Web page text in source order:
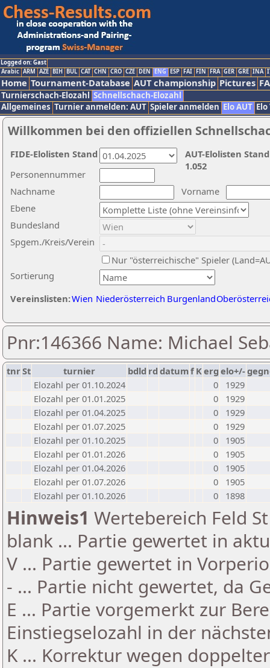
Logged on: Gast
Arabic ARM AZE BIH BUL CAT CHN CRO CZE DEN ENG ESP FAI FIN FRA GER GRE INA
Home Tournament-Database AUT championship Pictures
Turnierschach-Elozahl Schnellschach-Elozahl
Allgemeines Turnier anmelden: AUT Spieler anmelden Elo AUT
Willkommen bei den offiziellen
Nachname
Vorname
Ebene
Sortierung
Personennummer
Bundesland
Spgem./Kreis/Verein
Nur "österreichische" Spieler
Vereinslisten:Wien Niederösterreich Burgenland
AUT-Elolisten
1.052
FIDE-Elolisten Stand
Pnr:146366 Name: Michael
tnrSt turnier bdld rd datumf Kerg elo+/-
Elozahl per 01.10.2024
0
1929
Elozahl per 01.01.2025
0
1929
Elozahl per 01.04.2025
0
1929
Elozahl per 01.07.2025
0
1929
Elozahl per 01.10.2025
0
1905
Elozahl per 01.01.2026
0
1905
Elozahl per 01.04.2026
0
1905
Elozahl per 01.07.2026
0
1905
Elozahl per 01.10.2026
0 1898
Hinweis1 Wertebereich Feld
blank ... Partie gewertet in
V ... Partie gewertet in
- ... Partie nicht gewertet, da
E ... Partie vorgemerkt zur
Einstiegselozahl in der
K ... Korrektur wegen